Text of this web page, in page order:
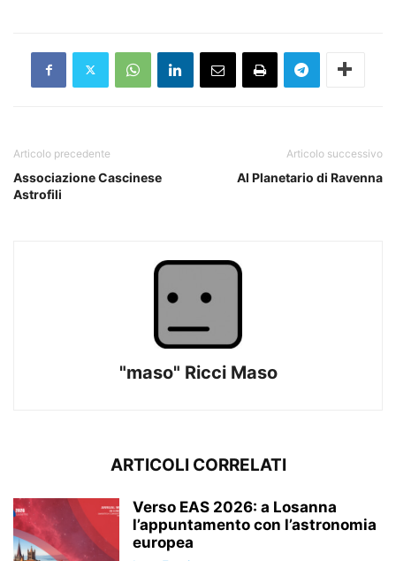
Articolo precedente
Associazione Cascinese
Astrofili
Articolo successivo
Al Planetario di Ravenna
"maso" Ricci Maso
ARTICOLI CORRELATI
Verso EAS 2026: a Losanna
l’appuntamento con l’astronomia
europea